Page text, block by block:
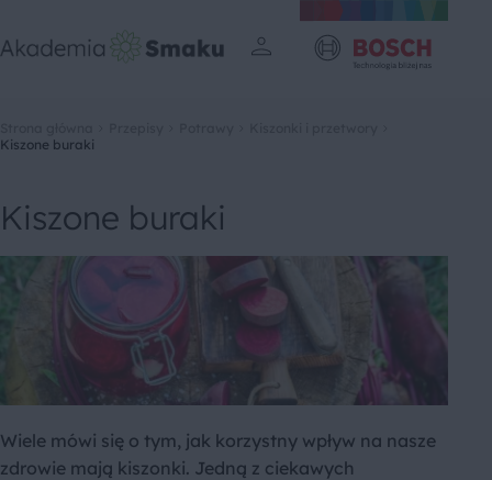
Kiszone buraki
Kiszone buraki
Wiele mówi się o tym, jak korzystny wpływ na nasze
zdrowie mają kiszonki. Jedną z ciekawych